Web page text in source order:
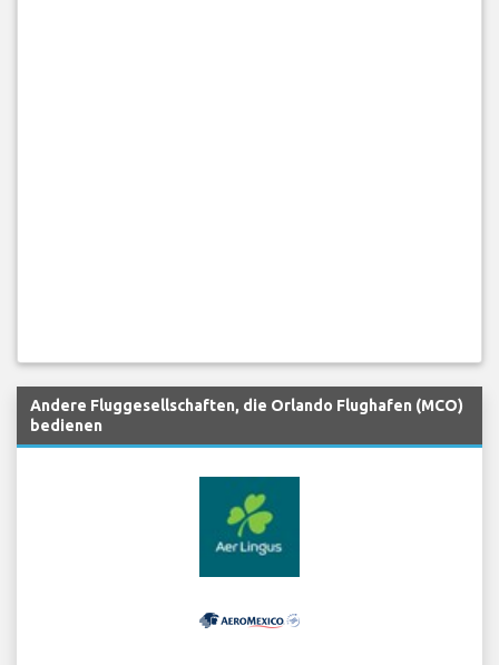
Andere Fluggesellschaften, die Orlando Flughafen (MCO)
bedienen